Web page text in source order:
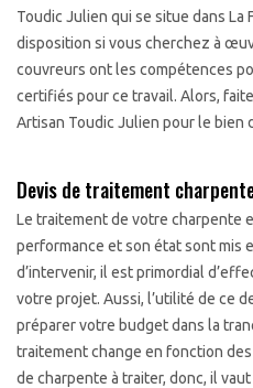
Toudic Julien qui se situe dans La
disposition si vous cherchez à
couvreurs ont les compétences
certifiés pour ce travail. Alors,
Artisan Toudic Julien pour le bien
Devis de traitement
Le traitement de votre charpente
performance et son état sont mis
d’intervenir, il est primordial
votre projet. Aussi, l’utilité de ce
préparer votre budget dans la
traitement change en fonction
de charpente à traiter, donc, il